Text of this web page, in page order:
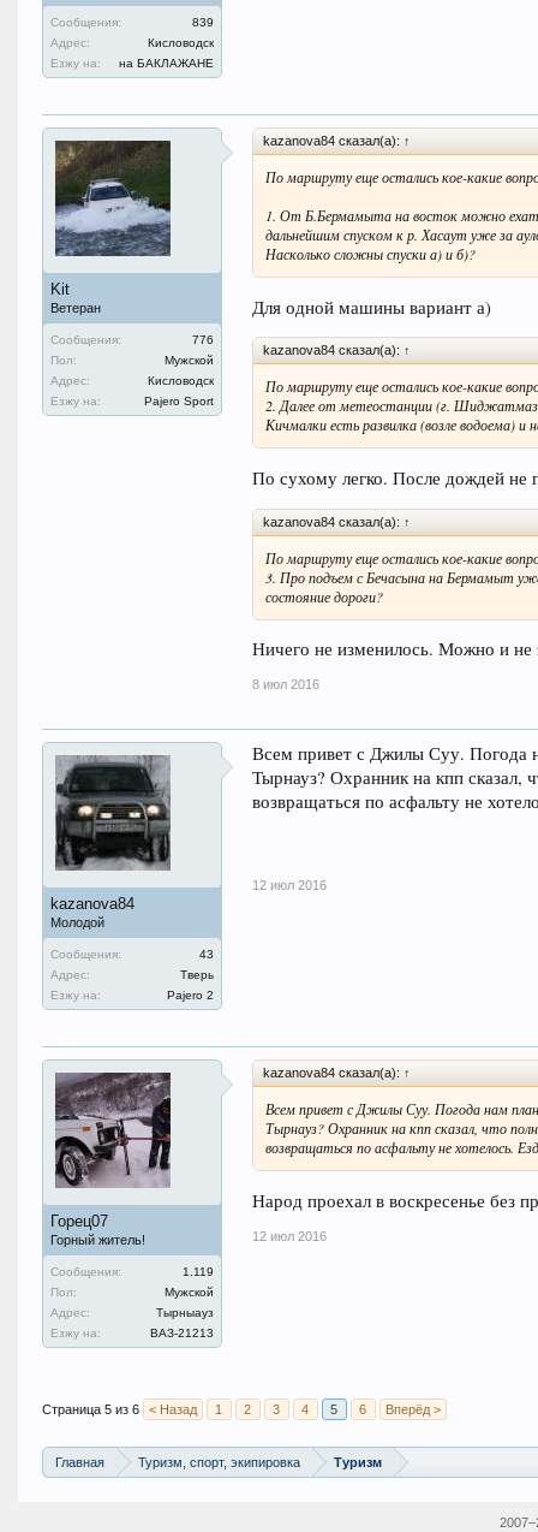
Сообщения:
839
Адрес:
Кисловодск
Езжу на:
на БАКЛАЖАНЕ
Kit
Ветеран
Сообщения:
776
Пол:
Мужской
Адрес:
Кисловодск
Езжу на:
Pajero Sport
kazanova84 сказал(а): ↑
По маршруту еще остались кое-какие
1. От Б.Бермамыта на восток можно
дальнейшим спуском к р. Хасаут уже за
Насколько сложны спуски а) и б)?
Для одной машины вариант а)
kazanova84 сказал(а): ↑
По маршруту еще остались кое-какие
2. Далее от метеостанции (г.
Кичмалки есть развилка (возле водоема)
По сухому легко. После дождей не
kazanova84 сказал(а): ↑
По маршруту еще остались кое-какие
3. Про подъем с Бечасына на Бермамыт
состояние дороги?
Ничего не изменилось. Можно и не
8 июл 2016
kazanova84
Молодой
Сообщения:
43
Адрес:
Тверь
Езжу на:
Pajero 2
Всем привет с Джилы Суу. Погода
Тырнауз? Охранник на кпп сказал,
возвращаться по асфальту не
12 июл 2016
Горец07
Горный житель!
Сообщения:
1.119
Пол:
Мужской
Адрес:
Тырныауз
Езжу на:
ВАЗ-21213
kazanova84 сказал(а): ↑
Всем привет с Джилы Суу. Погода нам
Тырнауз? Охранник на кпп сказал, что
возвращаться по асфальту не хотелось.
Народ проехал в воскресенье без
12 июл 2016
Страница 5 из 6 < Назад 1 2 3 4 5 6 Вперёд >
Главная Туризм, спорт, экипировка Туризм
2007–